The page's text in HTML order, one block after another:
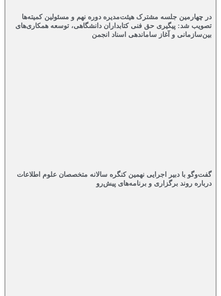
در چهارمین جلسه مشترک هیئت‌مدیره دوره نهم و مسئولین کمیته‌ها
تصویب شد: پیگیری حق فنی کتابداران دانشگاهی، توسعه همکاری‌های
بین‌سازمانی و آغاز ساماندهی اسناد انجمن
گفت‌وگو با دبیر اجرایی نهمین کنگره سالانه متخصصان علوم اطلاعات
درباره روند برگزاری و برنامه‌های پیش‌رو